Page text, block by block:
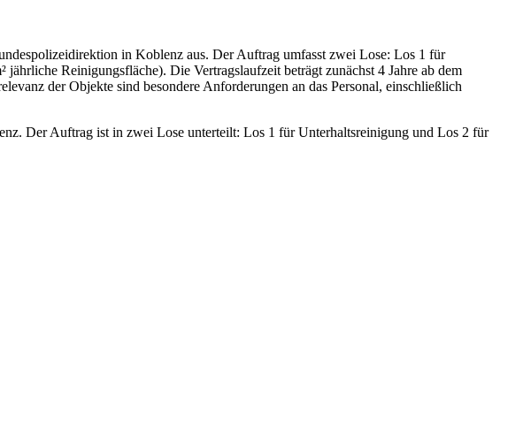
in Koblenz aus. Der Auftrag umfasst zwei Lose: Los 1 für
Reinigungsfläche). Die Vertragslaufzeit beträgt zunächst 4 Jahre ab dem
der Objekte sind besondere Anforderungen an das Personal, einschließlich
Der Auftrag ist in zwei Lose unterteilt: Los 1 für Unterhaltsreinigung und Los 2 für